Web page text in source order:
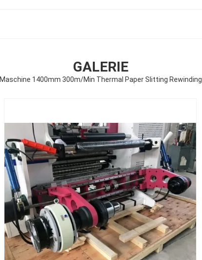
GALERIE
Maschine 1400mm 300m/Min Thermal Paper Slitting Rewinding